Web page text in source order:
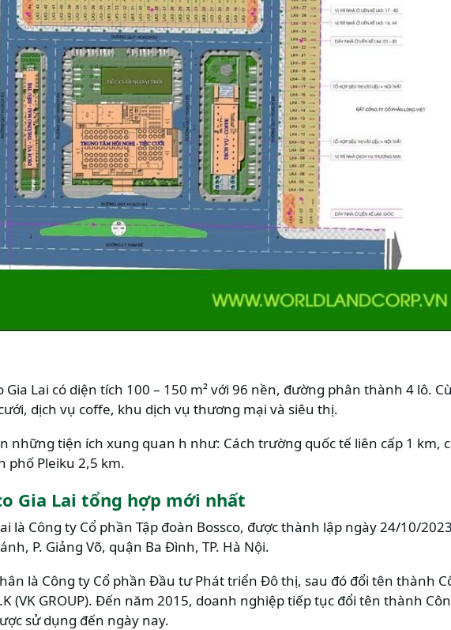
Gia Lai có diện tích 100 – 150 m² với 96 nền, đường phân thành 4 lô.
dịch vụ coffe, khu dịch vụ thương mại và siêu thị.
những tiện ích xung quan h như: Cách trường quốc tế liên cấp 1 km,
Pleiku 2,5 km.
Gia Lai tổng hợp mới nhất
là Công ty Cổ phần Tập đoàn Bossco, được thành lập ngày 24/10/
P. Giảng Võ, quận Ba Đình, TP. Hà Nội.
là Công ty Cổ phần Đầu tư Phát triển Đô thị, sau đó đổi tên thành
(VK GROUP). Đến năm 2015, doanh nghiệp tiếp tục đổi tên thành
sử dụng đến ngày nay.